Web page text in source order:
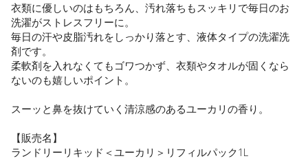
衣類に優しいのはもちろん、汚れ落ちもスッキリで毎日のお
洗濯がストレスフリーに。
毎日の汗や皮脂汚れをしっかり落とす、液体タイプの洗濯洗
剤です。
柔軟剤を入れなくてもゴワつかず、衣類やタオルが固くなら
ないのも嬉しいポイント。
スーッと鼻を抜けていく清涼感のあるユーカリの香り。
【販売名】
ランドリーリキッド＜ユーカリ＞リフィルパック1L